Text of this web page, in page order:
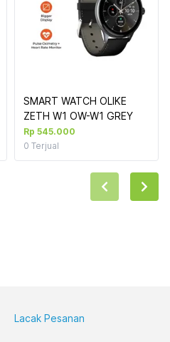
SMART WATCH OLIKE
Rp 545.000
0 Terjual
Lacak Pesanan